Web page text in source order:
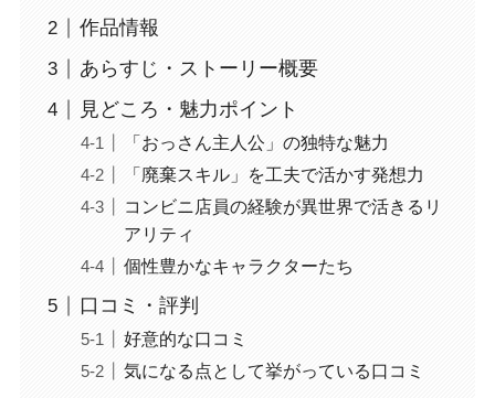
作品情報
あらすじ・ストーリー概要
見どころ・魅力ポイント
「おっさん主人公」の独特な魅力
「廃棄スキル」を工夫で活かす発想力
コンビニ店員の経験が異世界で活きるリ
アリティ
個性豊かなキャラクターたち
口コミ・評判
好意的な口コミ
気になる点として挙がっている口コミ